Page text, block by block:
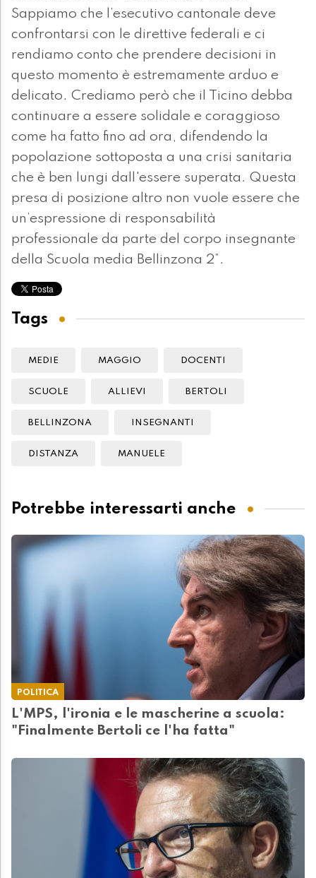
Sappiamo che l’esecutivo cantonale deve
confrontarsi con le direttive federali e ci
rendiamo conto che prendere decisioni in
questo momento è estremamente arduo e
delicato. Crediamo però che il Ticino debba
continuare a essere solidale e coraggioso
come ha fatto fino ad ora, difendendo la
popolazione sottoposta a una crisi sanitaria
che è ben lungi dall'essere superata. Questa
presa di posizione altro non vuole essere che
un’espressione di responsabilità
professionale da parte del corpo insegnante
della Scuola media Bellinzona 2”.
Tags
MEDIE MAGGIO DOCENTI
SCUOLE ALLIEVI BERTOLI
BELLINZONA INSEGNANTI
DISTANZA MANUELE
Potrebbe interessarti anche
POLITICA
L'MPS, l'ironia e le mascherine a scuola:
"Finalmente Bertoli ce l'ha fatta"